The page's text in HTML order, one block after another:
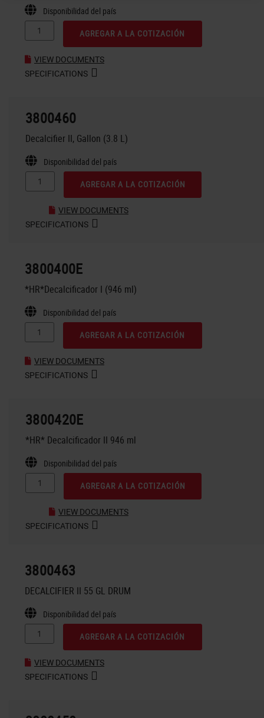
Disponibilidad del país
AGREGAR A LA COTIZACIÓN
VIEW DOCUMENTS
SPECIFICATIONS
3800460
Decalcifier II, Gallon (3.8 L)
Disponibilidad del país
AGREGAR A LA COTIZACIÓN
VIEW DOCUMENTS
SPECIFICATIONS
3800400E
*HR*Decalcificador I (946 ml)
Disponibilidad del país
AGREGAR A LA COTIZACIÓN
VIEW DOCUMENTS
SPECIFICATIONS
3800420E
*HR* Decalcificador II 946 ml
Disponibilidad del país
AGREGAR A LA COTIZACIÓN
VIEW DOCUMENTS
SPECIFICATIONS
3800463
DECALCIFIER II 55 GL DRUM
Disponibilidad del país
AGREGAR A LA COTIZACIÓN
VIEW DOCUMENTS
SPECIFICATIONS